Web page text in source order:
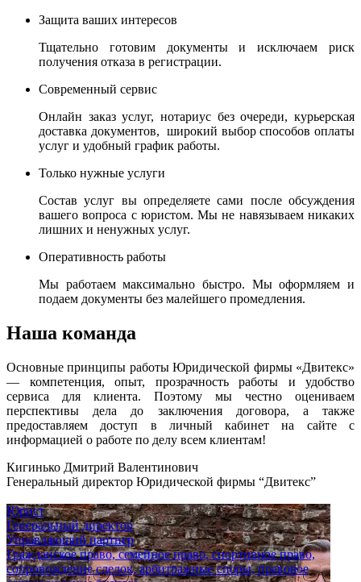
Защита ваших интересов
Тщательно готовим документы и исключаем риск
получения отказа в регистрации.
Современный сервис
Онлайн заказ услуг, нотариус без очереди, курьерская
доставка документов, широкий выбор способов оплаты
услуг и удобный график работы.
Только нужные услуги
Состав услуг вы определяете сами после обсуждения
вашего вопроса с юристом. Мы не навязываем никаких
лишних и ненужных услуг.
Оперативность работы
Мы работаем максимально быстро. Мы оформляем и
подаем документы без малейшего промедления.
Наша команда
Основные принципы работы Юридической фирмы «Двитекс»
— компетенция, опыт, прозрачность работы и удобство
сервиса для клиента. Поэтому мы честно оцениваем
перспективы дела до заключения договора, а также
предоставляем доступ в личный кабинет на сайте с
информацией о работе по делу всем клиентам!
Кигинько Дмитрий Валентинович
Генеральный директор Юридической фирмы “Двитекс”
Юрист
Генеральный директор
Управляющий партнер
Гражданское право, семейное право, спортивное право,
сопровождение сделок, арбитражные споры, правовое